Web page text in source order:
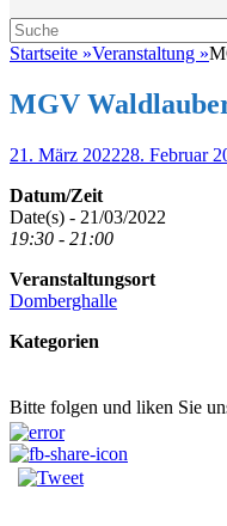
Suche
Suche
nach:
Startseite »Veranstaltung »
MGV
Veröffentlicht
21. März 202228. Februar
Datum/Zeit
Date(s) - 21/03/2022
19:30 - 21:00
Veranstaltungsort
Domberghalle
Kategorien
Bitte folgen und liken Sie
Beitragsnavigation